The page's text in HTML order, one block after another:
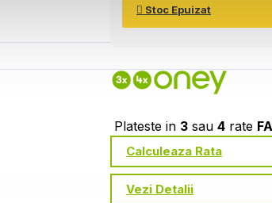
Stoc Epuizat
Plateste in 3 sau 4 rate
Calculeaza Rata
Vezi Detalii